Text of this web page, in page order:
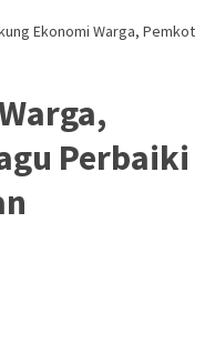
Ekonomi Warga, Pemkot
Perbaiki